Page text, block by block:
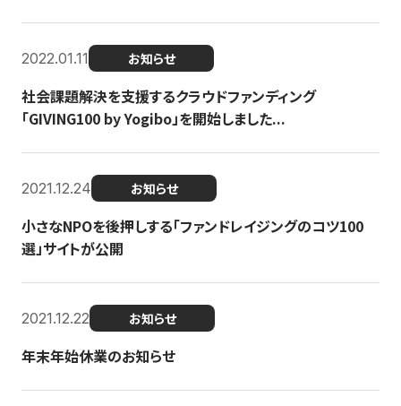
2022.01.11 お知らせ
社会課題解決を支援するクラウドファンディング
「GIVING100 by Yogibo」を開始しました...
2021.12.24 お知らせ
小さなNPOを後押しする「ファンドレイジングのコツ100
選」サイトが公開
2021.12.22 お知らせ
年末年始休業のお知らせ